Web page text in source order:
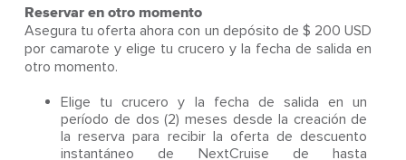
Reservar en otro momento
Asegura tu oferta ahora con un depósito de $ 200 USD
por camarote y elige tu crucero y la fecha de salida en
otro momento.
Elige tu crucero y la fecha de salida en un
período de dos (2) meses desde la creación de
la reserva para recibir la oferta de descuento
instantáneo de NextCruise de hasta